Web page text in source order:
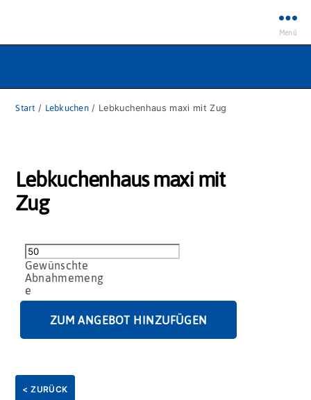
Menü
Start / Lebkuchen/ Lebkuchenhaus maxi mit Zug
Lebkuchenhaus maxi mit
Zug
Lebkuchenhaus
maxi
mit
Zug
Menge
ZUM ANGEBOT HINZUFÜGEN
< ZURÜCK